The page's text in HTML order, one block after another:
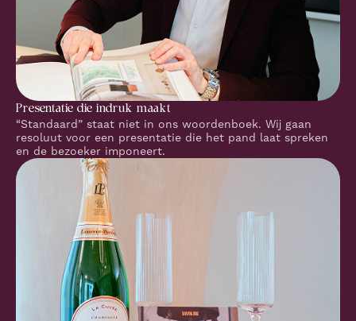
Presentatie die indruk maakt
“Standaard” staat niet in ons woordenboek. Wij gaan
resoluut voor een presentatie die het pand laat spreken
en de bezoeker imponeert.